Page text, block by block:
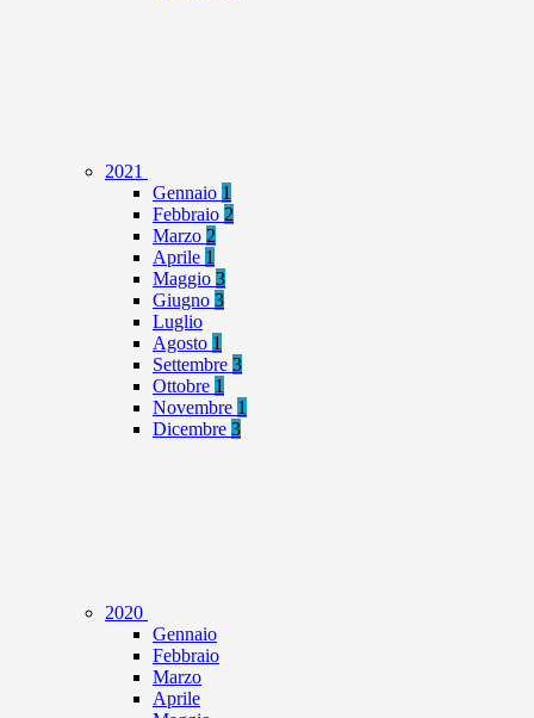
2021
Gennaio 1
Febbraio 2
Marzo 2
Aprile 1
Maggio 3
Giugno 3
Luglio
Agosto 1
Settembre 3
Ottobre 1
Novembre 1
Dicembre 3
2020
Gennaio
Febbraio
Marzo
Aprile